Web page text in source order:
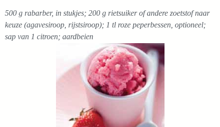
500 g rabarber, in stukjes; 200 g rietsuiker of andere zoetstof naar
keuze (agavesiroop, rijstsiroop); 1 tl roze peperbessen, optioneel;
sap van 1 citroen; aardbeien